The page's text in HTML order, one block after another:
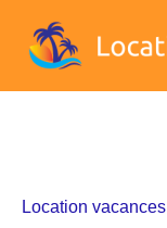
Location vacances